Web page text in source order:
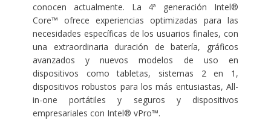
conocen actualmente. La 4ª generación Intel®
Core™ ofrece experiencias optimizadas para las
necesidades específicas de los usuarios finales, con
una extraordinaria duración de batería, gráficos
avanzados y nuevos modelos de uso en
dispositivos como tabletas, sistemas 2 en 1,
dispositivos robustos para los más entusiastas, All-
in-one portátiles y seguros y dispositivos
empresariales con Intel® vPro™.